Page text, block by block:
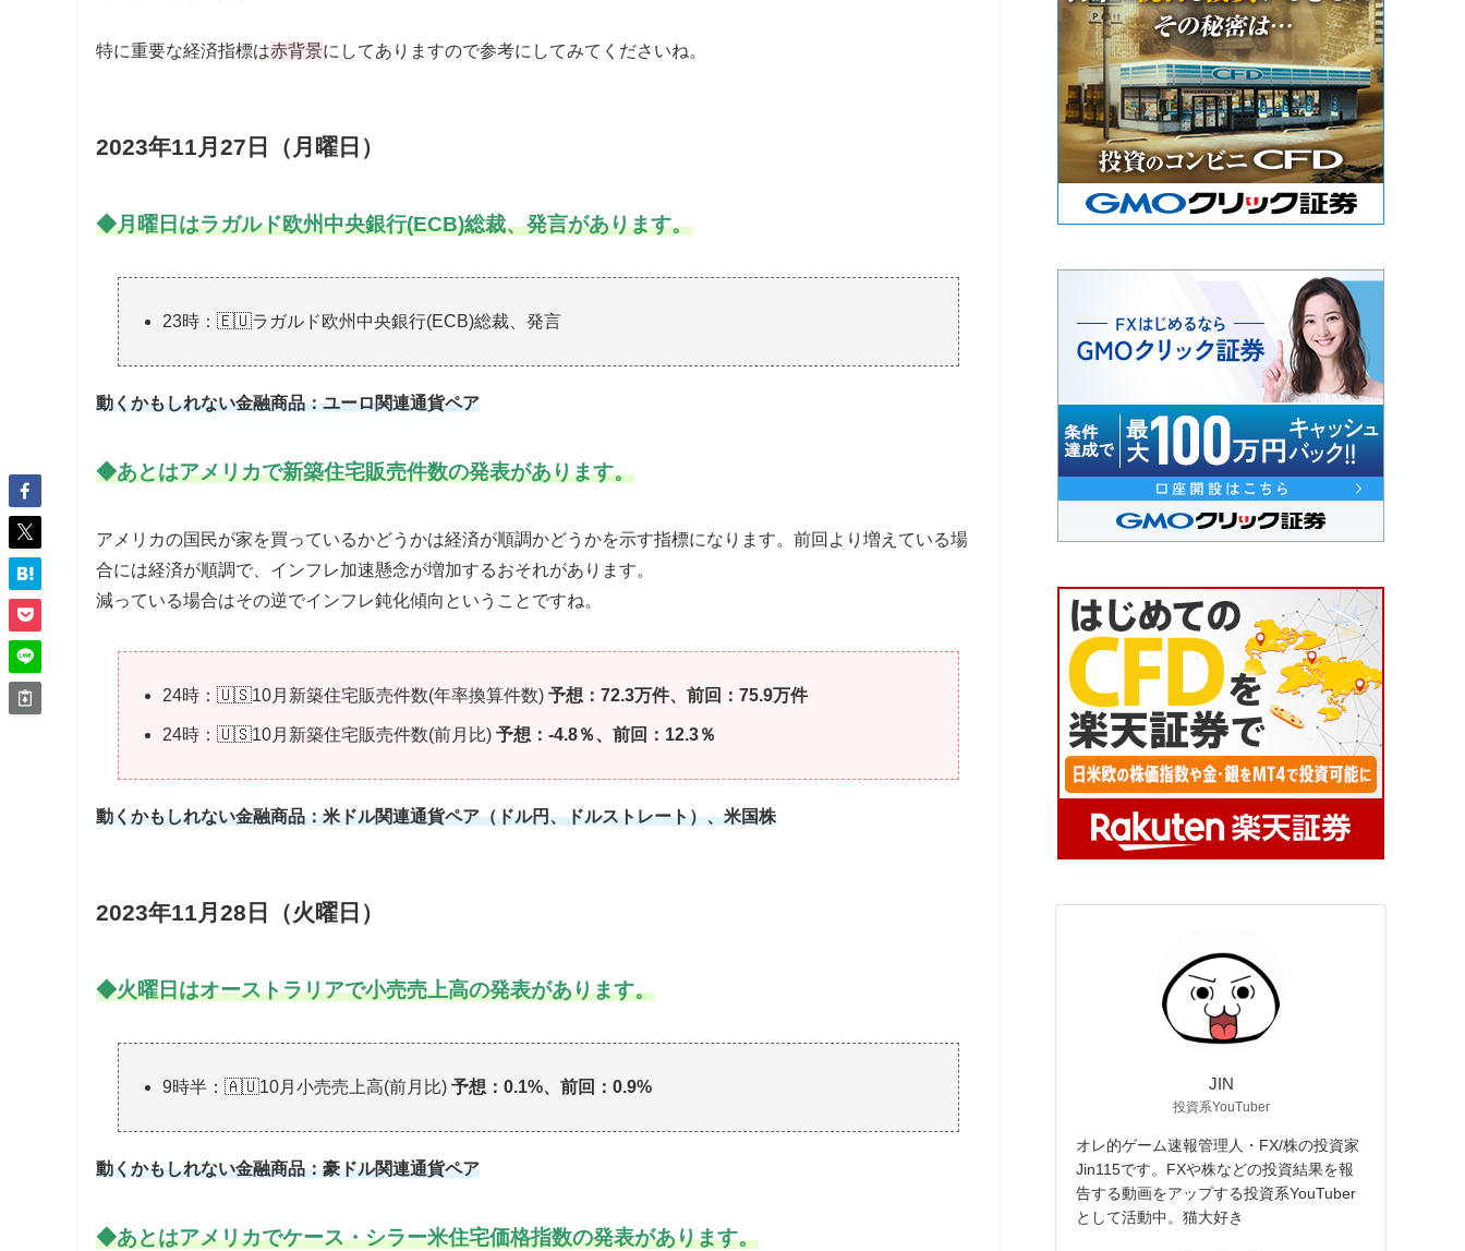
特に重要な経済指標は赤背景にしてありますので参考にしてみてくださいね。
2023年11月27日（月曜日）
◆月曜日はラガルド欧州中央銀行(ECB)総裁、発言があります。
23時：🇪🇺ラガルド欧州中央銀行(ECB)総裁、発言
動くかもしれない金融商品：ユーロ関連通貨ペア
◆あとはアメリカで新築住宅販売件数の発表があります。
アメリカの国民が家を買っているかどうかは経済が順調かどうかを示す指標になります。前回より増えている場
合には経済が順調で、インフレ加速懸念が増加するおそれがあります。
減っている場合はその逆でインフレ鈍化傾向ということですね。
24時：🇺🇸10月新築住宅販売件数(年率換算件数) 予想：72.3万件、前回：75.9万件
24時：🇺🇸10月新築住宅販売件数(前月比) 予想：-4.8％、前回：12.3％
動くかもしれない金融商品：米ドル関連通貨ペア（ドル円、ドルストレート）、米国株
2023年11月28日（火曜日）
◆火曜日はオーストラリアで小売売上高の発表があります。
9時半：🇦🇺10月小売売上高(前月比) 予想：0.1%、前回：0.9%
動くかもしれない金融商品：豪ドル関連通貨ペア
◆あとはアメリカでケース・シラー米住宅価格指数の発表があります。
JIN
投資系YouTuber
オレ的ゲーム速報管理人・FX/株の投資家
Jin115です。FXや株などの投資結果を報
告する動画をアップする投資系YouTuber
として活動中。猫大好き